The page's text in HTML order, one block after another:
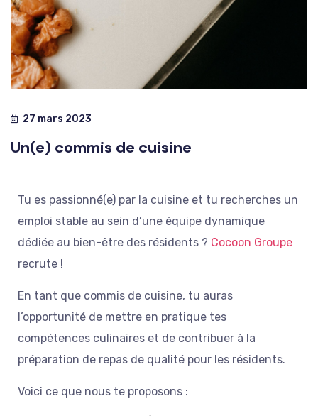
27 mars 2023
Un(e) commis de cuisine
Tu es passionné(e) par la cuisine et tu recherches un
emploi stable au sein d’une équipe dynamique
dédiée au bien-être des résidents ? Cocoon Groupe
recrute !
En tant que commis de cuisine, tu auras
l’opportunité de mettre en pratique tes
compétences culinaires et de contribuer à la
préparation de repas de qualité pour les résidents.
Voici ce que nous te proposons :